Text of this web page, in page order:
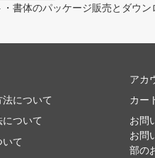
・書体のパッケージ販売とダウン
について
ついて
て
アカ
カー
お問
お問
部の